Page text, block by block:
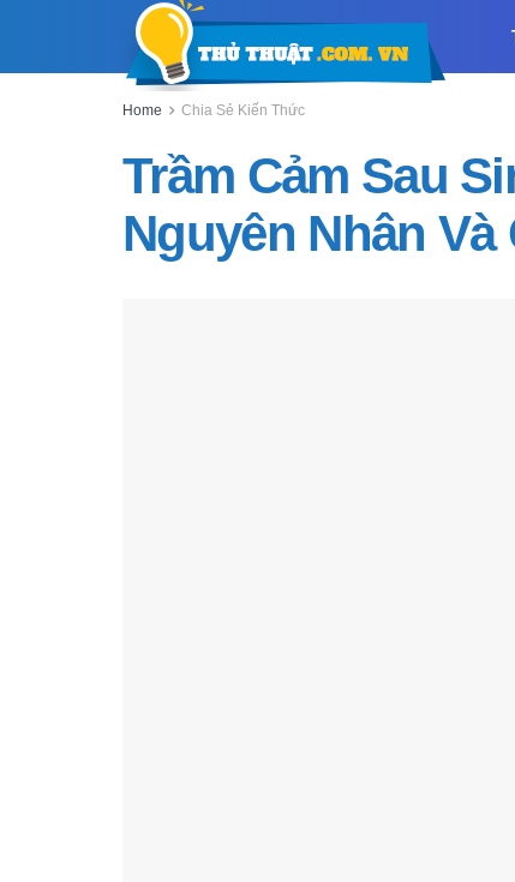
Home Chia Sẻ Kiến Thức
Trầm Cảm Sau
Nguyên Nhân Và